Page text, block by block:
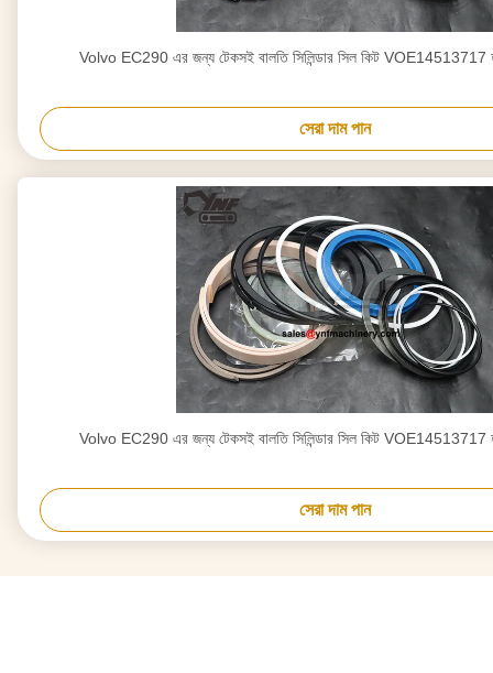
Volvo EC290 এর জন্য টেকসই বালতি সিলিন্ডার সিল কিট VOE14513717
সেরা দাম পান
Volvo EC290 এর জন্য টেকসই বালতি সিলিন্ডার সিল কিট VOE14513717
সেরা দাম পান